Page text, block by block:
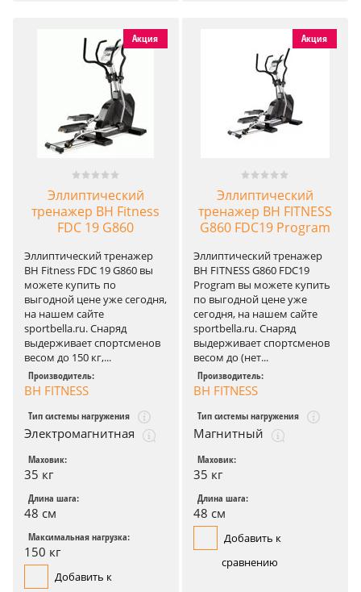
Акция
Эллиптический
тренажер BH Fitness
FDC 19 G860
Эллиптический тренажер
BH Fitness FDC 19 G860 вы
можете купить по
выгодной цене уже сегодня,
на нашем сайте
sportbella.ru. Снаряд
выдерживает спортсменов
весом до 150 кг,...
Производитель:
BH FITNESS
Тип системы нагружения
Электромагнитная
Маховик:
35 кг
Длина шага:
48 см
Максимальная нагрузка:
150 кг
Добавить к
Акция
Эллиптический
тренажер BH FITNESS
G860 FDC19 Program
Эллиптический тренажер
BH FITNESS G860 FDC19
Program вы можете купить
по выгодной цене уже
сегодня, на нашем сайте
sportbella.ru. Снаряд
выдерживает спортсменов
весом до (нет...
Производитель:
BH FITNESS
Тип системы нагружения
Магнитный
Маховик:
35 кг
Длина шага:
48 см
Добавить к
сравнению